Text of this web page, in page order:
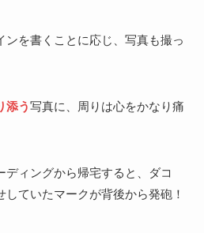
ンを書くことに応じ、写真も撮っ
添う写真に、周りは心をかなり痛
ディングから帰宅すると、ダコ
ていたマークが背後から発砲！